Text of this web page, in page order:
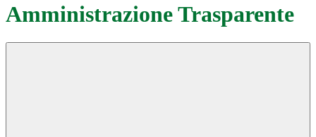
Amministrazione Trasparente